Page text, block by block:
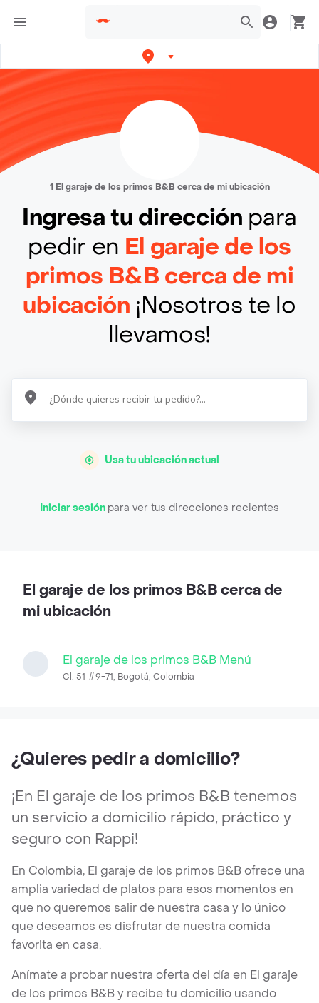
1 El garaje de los primos B&B cerca de mi ubicación
Ingresa tu dirección para
pedir en El garaje de los
primos B&B cerca de mi
ubicación ¡Nosotros te lo
llevamos!
Usa tu ubicación actual
Iniciar sesión para ver tus direcciones recientes
El garaje de los primos B&B cerca de
mi ubicación
El garaje de los primos B&B Menú
Cl. 51 #9-71, Bogotá, Colombia
¿Quieres pedir a domicilio?
¡En El garaje de los primos B&B tenemos
un servicio a domicilio rápido, práctico y
seguro con Rappi!
En Colombia, El garaje de los primos B&B ofrece una
amplia variedad de platos para esos momentos en
que no queremos salir de nuestra casa y lo único
que deseamos es disfrutar de nuestra comida
favorita en casa.
Anímate a probar nuestra oferta del día en El garaje
de los primos B&B y recibe tu domicilio usando